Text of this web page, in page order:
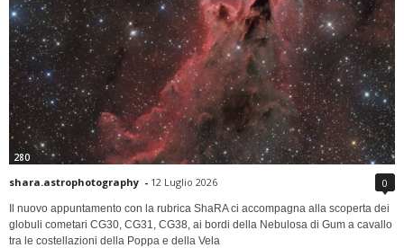
280
shara.astrophotography - 12 Luglio 2026 0
Il nuovo appuntamento con la rubrica ShaRA ci accompagna alla scoperta dei
globuli cometari CG30, CG31, CG38, ai bordi della Nebulosa di Gum a cavallo
tra le costellazioni della Poppa e della Vela